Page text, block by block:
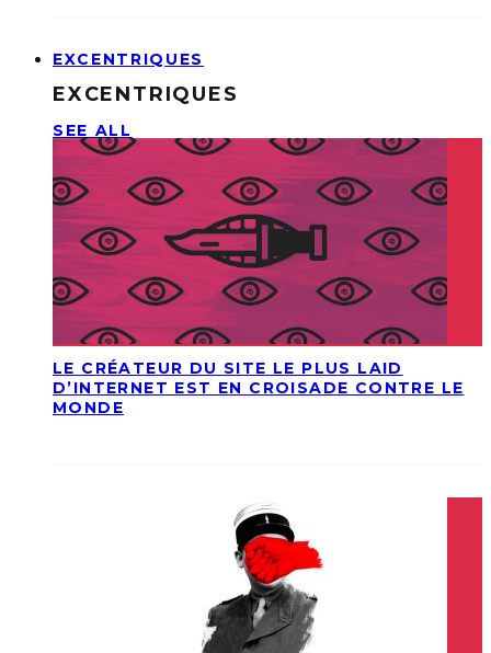
EXCENTRIQUES
EXCENTRIQUES
SEE ALL
LE CRÉATEUR DU SITE LE PLUS LAID
D’INTERNET EST EN CROISADE CONTRE LE
MONDE